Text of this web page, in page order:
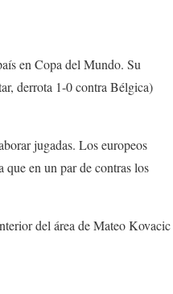
en Copa del Mundo. Su
derrota 1-0 contra Bélgica)
jugadas. Los europeos
que en un par de contras los
del área de Mateo Kovacic